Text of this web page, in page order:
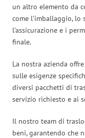
un altro elemento da
come l’imballaggio,
l’assicurazione e i
finale.
La nostra azienda
sulle esigenze
diversi pacchetti di
servizio richiesto e ai
Il nostro team di
beni, garantendo che